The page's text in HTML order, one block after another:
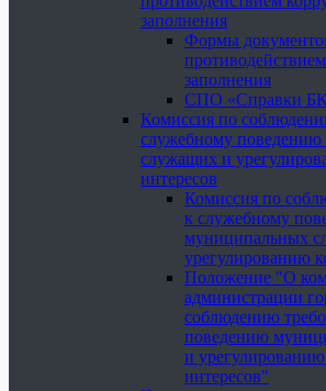
заполнения
Формы
заполнения
СПО «Справки
Комиссия по
служебному
служащих и
интересов
Комиссия по
к служебному
муниципальных
урегулированию
Положение "О
администрации
соблюдению
поведению
и
интересов"